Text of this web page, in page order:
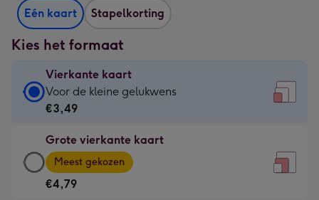
Eén kaart Stapelkorting
Kies het formaat
Vierkante kaart
Vierkante
kaart
€3,49
-
Voor
Voor de kleine gelukwens
€3,49
Grote vierkante kaart
Grote
vierkante
kaart
Meest gekozen
€4,79